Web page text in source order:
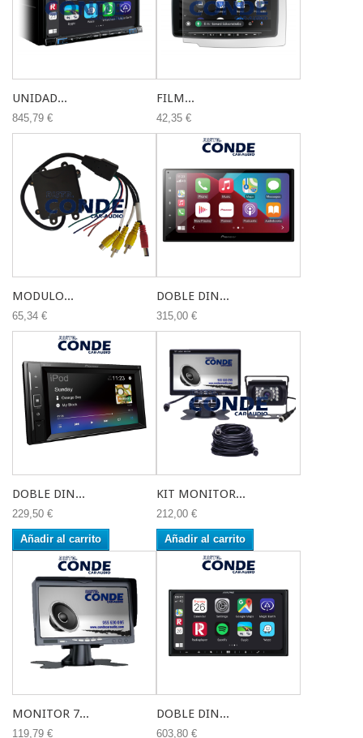
UNIDAD...
845,79 €
FILM...
42,35 €
MODULO...
65,34 €
DOBLE DIN...
315,00 €
DOBLE DIN...
229,50 €
Añadir al carrito
KIT MONITOR...
212,00 €
Añadir al carrito
MONITOR 7...
119,79 €
DOBLE DIN...
603,80 €